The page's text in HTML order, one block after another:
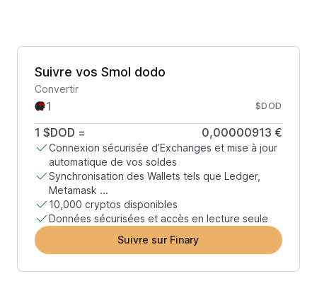
Suivre vos Smol dodo
Convertir
$DOD
1 $DOD = 0,00000913 €
Connexion sécurisée d’Exchanges et mise à jour
automatique de vos soldes
Synchronisation des Wallets tels que Ledger,
Metamask ...
10,000 cryptos disponibles
Données sécurisées et accès en lecture seule
Suivre sur Finary